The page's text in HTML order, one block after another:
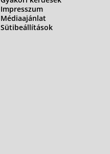
Impresszum
Médiaajánlat
Sütibeállítások